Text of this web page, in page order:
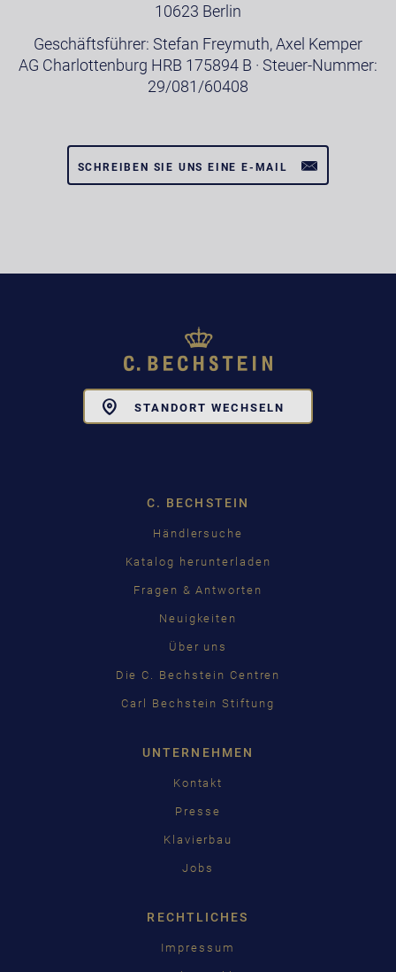
10623 Berlin
Geschäftsführer: Stefan Freymuth, Axel Kemper
AG Charlottenburg HRB 175894 B · Steuer-Nummer:
29/081/60408
SCHREIBEN SIE UNS EINE E-MAIL
STANDORT WECHSELN
C. BECHSTEIN
Händlersuche
Katalog herunterladen
Fragen & Antworten
Neuigkeiten
Über uns
Die C. Bechstein Centren
Carl Bechstein Stiftung
UNTERNEHMEN
Kontakt
Presse
Klavierbau
Jobs
RECHTLICHES
Impressum